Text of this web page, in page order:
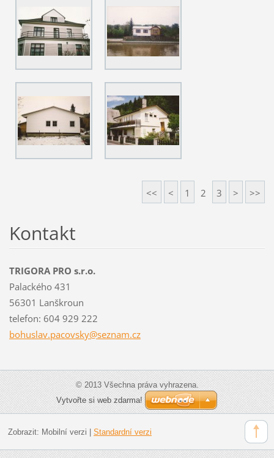
<< < 1 2 3 > >>
Kontakt
TRIGORA PRO s.r.o.
Palackého 431
56301 Lanškroun
telefon: 604 929 222
bohuslav.pacovsky@seznam.cz
© 2013 Všechna práva vyhrazena.
Vytvořte si web zdarma!
Zobrazit: Mobilní verzi Standardní verzi